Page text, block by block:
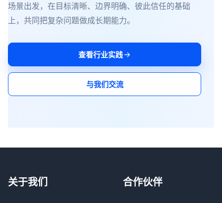
场景出发，在目标清晰、边界明确、彼此信任的基础
上，共同把复杂问题做成长期能力。
查看行业实践
与我们交流
关于我们 合作伙伴